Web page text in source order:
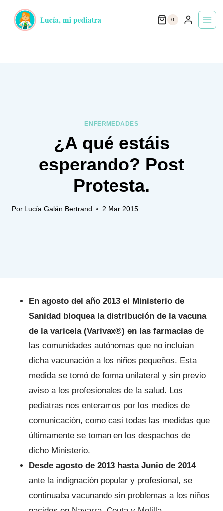
0
ENFERMEDADES
¿A qué estáis
esperando? Post
Protesta.
Por Lucía Galán Bertrand 2 Mar 2015
En agosto del año 2013 el Ministerio de
Sanidad bloquea la distribución de la vacuna
de la varicela (Varivax®) en las farmacias de
las comunidades autónomas que no incluían
dicha vacunación a los niños pequeños. Esta
medida se tomó de forma unilateral y sin previo
aviso a los profesionales de la salud. Los
pediatras nos enteramos por los medios de
comunicación, como casi todas las medidas que
últimamente se toman en los despachos de
dicho Ministerio.
Desde agosto de 2013 hasta Junio de 2014
ante la indignación popular y profesional, se
continuaba vacunando sin problemas a los niños